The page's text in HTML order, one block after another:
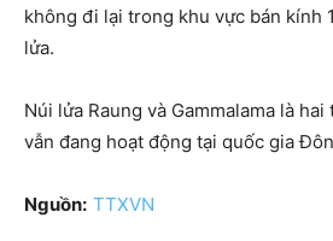
không đi lại trong khu vực bán kính
lửa.
Núi lửa Raung và Gammalama là
vẫn đang hoạt động tại quốc gia
Nguồn: TTXVN